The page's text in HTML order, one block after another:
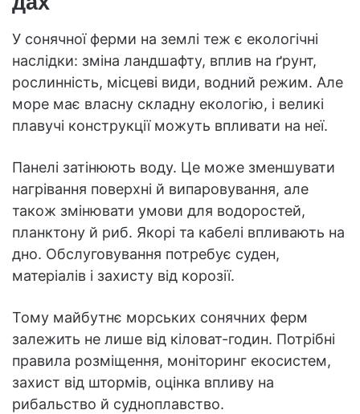
У сонячної ферми на землі теж є екологічні
наслідки: зміна ландшафту, вплив на ґрунт,
рослинність, місцеві види, водний режим. Але
море має власну складну екологію, і великі
плавучі конструкції можуть впливати на неї.
Панелі затінюють воду. Це може зменшувати
нагрівання поверхні й випаровування, але
також змінювати умови для водоростей,
планктону й риб. Якорі та кабелі впливають на
дно. Обслуговування потребує суден,
матеріалів і захисту від корозії.
Тому майбутнє морських сонячних ферм
залежить не лише від кіловат-годин. Потрібні
правила розміщення, моніторинг екосистем,
захист від штормів, оцінка впливу на
рибальство й судноплавство.